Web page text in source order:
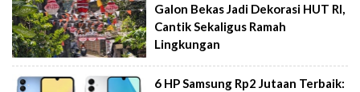
Galon Bekas Jadi Dekorasi HUT RI,
Cantik Sekaligus Ramah
Lingkungan
6 HP Samsung Rp2 Jutaan Terbaik: